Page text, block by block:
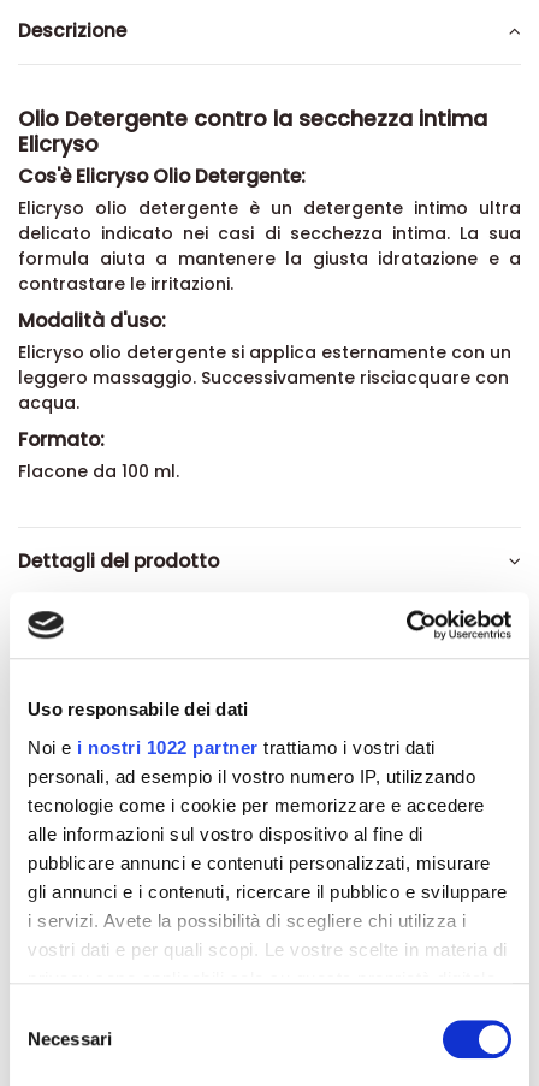
Uso responsabile dei dati
Noi e i nostri 1022 partner trattiamo i vostri dati
personali, ad esempio il vostro numero IP, utilizzando
tecnologie come i cookie per memorizzare e accedere
alle informazioni sul vostro dispositivo al fine di
pubblicare annunci e contenuti personalizzati, misurare
gli annunci e i contenuti, ricercare il pubblico e sviluppare
i servizi. Avete la possibilità di scegliere chi utilizza i
vostri dati e per quali scopi. Le vostre scelte in materia di
modificare o revocare il proprio consenso in qualsiasi
momento dalla Dichiarazione sui cookie o facendo clic
delNecessari
Descrizione
Olio Detergente contro la secchezza intima
Elicryso
Cos'è Elicryso Olio Detergente:
Elicryso olio detergente è un detergente intimo ultra
delicato indicato nei casi di secchezza intima. La sua
formula aiuta a mantenere la giusta idratazione e a
contrastare le irritazioni.
Modalità d'uso:
Elicryso olio detergente si applica esternamente con un
leggero massaggio. Successivamente risciacquare con
acqua.
Formato:
Flacone da 100 ml.
Dettagli del prodotto
Recensioni
Altri prodotti che potrebbero
interessarti
-42% -42%